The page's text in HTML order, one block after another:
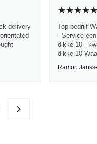
delivery
Top bedrijf
- Service
dikke 10 -
dikke 10
Ramon